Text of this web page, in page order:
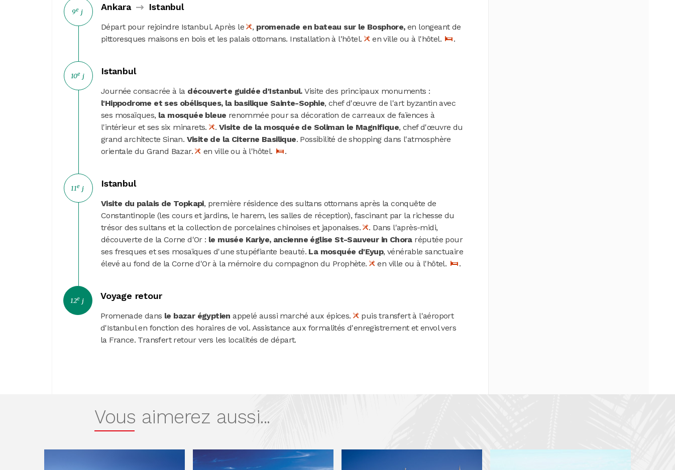
9e j Ankara Istanbul
Départ pour rejoindre Istanbul. Après le , promenade en bateau sur le Bosphore,en longeant de
pittoresques maisons en bois et les palais ottomans. Installation à l'hôtel.
en ville ou à l'hôtel. .
10e j Istanbul
Journée consacrée à la découverte guidée d'Istanbul.Visite des principaux monuments :
l'Hippodrome et ses obélisques, la basilique Sainte-Sophie, chef d'œuvre de l'art byzantin avec
ses mosaïques, la mosquée bleue renommée pour sa décoration de carreaux de faïences à
l'intérieur et ses six minarets.
.Visite de la mosquée de Soliman le Magnifique, chef d'œuvre du
grand architecte Sinan. Visite de la Citerne Basilique. Possibilité de shopping dans l'atmosphère
orientale du Grand Bazar.
en ville ou à l'hôtel. .
11e j Istanbul
Visite du palais de Topkapi, première résidence des sultans ottomans après la conquête de
Constantinople (les cours et jardins, le harem, les salles de réception), fascinant par la richesse du
trésor des sultans et la collection de porcelaines chinoises et japonaises.
. Dans l'après-midi,
découverte de la Corne d'Or : le musée Kariye, ancienne église St-Sauveur in Choraréputée pour
ses fresques et ses mosaïques d'une stupéfiante beauté. La mosquée d'Eyup, vénérable sanctuaire
élevé au fond de la Corne d'Or à la mémoire du compagnon du Prophète.
en ville ou à l'hôtel. .
12e j Voyage retour
Promenade dans le bazar égyptien appelé aussi marché aux épices.
puis transfert à l'aéroport
d'Istanbul en fonction des horaires de vol. Assistance aux formalités d'enregistrement et envol vers
la France. Transfert retour vers les localités de départ.
Vous aimerez aussi...